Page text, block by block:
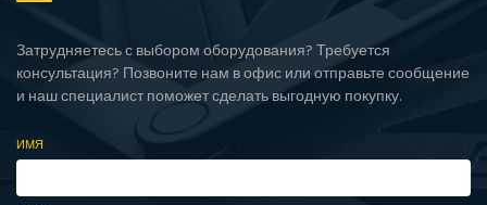
Затрудняетесь с выбором оборудования? Требуется
консультация? Позвоните нам в офис или отправьте сообщение
и наш специалист поможет сделать выгодную покупку.
ИМЯ